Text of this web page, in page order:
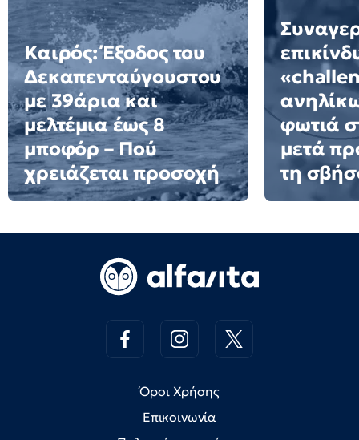
Καιρός: Έξοδος του
Δεκαπενταύγουστου
με 39άρια και
μελτέμια έως 8
μποφόρ – Πού
χρειάζεται προσοχή
φωτιά
μετά
τη
Όροι Χρήσης
Επικοινωνία